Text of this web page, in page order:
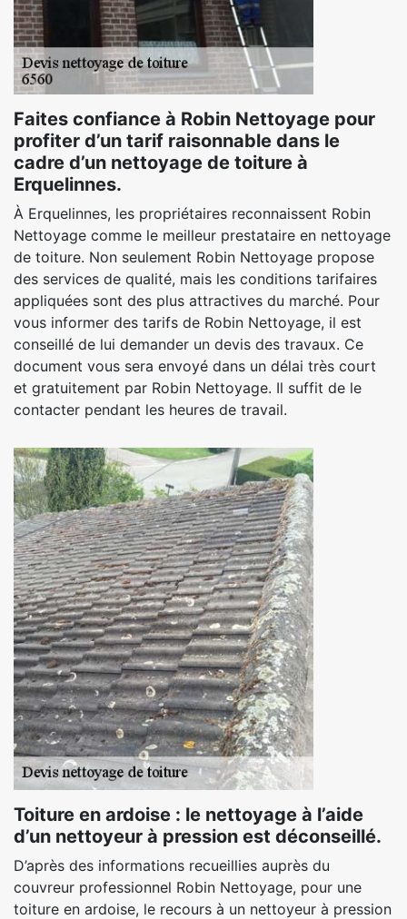
Faites confiance à Robin Nettoyage pour
profiter d’un tarif raisonnable dans le
cadre d’un nettoyage de toiture à
Erquelinnes.
À Erquelinnes, les propriétaires reconnaissent Robin
Nettoyage comme le meilleur prestataire en nettoyage
de toiture. Non seulement Robin Nettoyage propose
des services de qualité, mais les conditions tarifaires
appliquées sont des plus attractives du marché. Pour
vous informer des tarifs de Robin Nettoyage, il est
conseillé de lui demander un devis des travaux. Ce
document vous sera envoyé dans un délai très court
et gratuitement par Robin Nettoyage. Il suffit de le
contacter pendant les heures de travail.
Toiture en ardoise : le nettoyage à l’aide
d’un nettoyeur à pression est déconseillé.
D’après des informations recueillies auprès du
couvreur professionnel Robin Nettoyage, pour une
toiture en ardoise, le recours à un nettoyeur à pression